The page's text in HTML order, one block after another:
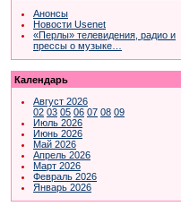
Анонсы
Новости Usenet
«Перлы» телевидения, радио и
прессы о музыке…
Календарь
Август 2026
02 03 05 06 07 08 09
Июль 2026
Июнь 2026
Май 2026
Апрель 2026
Март 2026
Февраль 2026
Январь 2026